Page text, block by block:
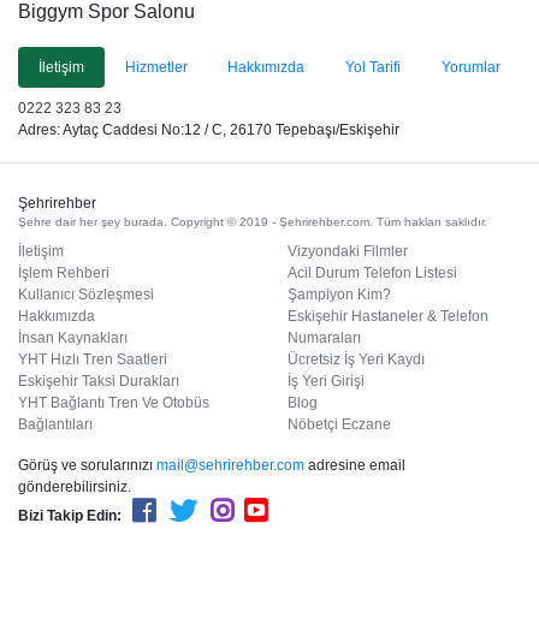
Biggym Spor Salonu
İletişim Hizmetler Hakkımızda Yol Tarifi Yorumlar
0222 323 83 23
Adres: Aytaç Caddesi No:12 / C, 26170 Tepebaşı/Eskişehir
Şehrirehber
Şehre dair her şey burada. Copyright © 2019 - Şehrirehber.com. Tüm hakları saklıdır.
İletişim
İşlem Rehberi
Kullanıcı Sözleşmesi
Hakkımızda
İnsan Kaynakları
YHT Hızlı Tren Saatleri
Eskişehir Taksi Durakları
YHT Bağlantı Tren Ve Otobüs
Bağlantıları
Vizyondaki Filmler
Acil Durum Telefon Listesi
Şampiyon Kim?
Eskişehir Hastaneler & Telefon
Numaraları
Ücretsiz İş Yeri Kaydı
İş Yeri Girişi
Blog
Nöbetçi Eczane
Görüş ve sorularınızı mail@sehrirehber.com adresine email
gönderebilirsiniz.
Bizi Takip Edin: